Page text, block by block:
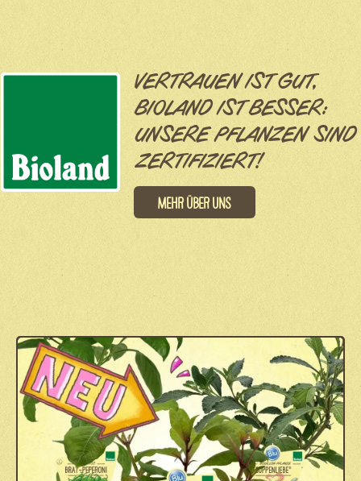
VERTRAUEN IST GUT,
BIOLAND IST BESSER:
UNSERE PFLANZEN SIND
ZERTIFIZIERT!
Mehr über uns